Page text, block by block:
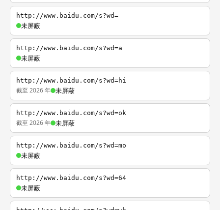
http://www.baidu.com/s?wd=
未屏蔽
http://www.baidu.com/s?wd=a
未屏蔽
http://www.baidu.com/s?wd=hi
截至 2026 年 未屏蔽
http://www.baidu.com/s?wd=ok
截至 2026 年 未屏蔽
http://www.baidu.com/s?wd=mo
未屏蔽
http://www.baidu.com/s?wd=64
未屏蔽